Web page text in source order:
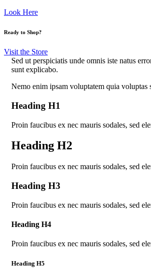
Look Here
Ready to Shop?
Visit the Store
Sed ut perspiciatis unde omnis iste natus
sunt explicabo.
Nemo enim ipsam voluptatem quia voluptas
Heading H1
Proin faucibus ex nec mauris sodales, sed
Heading H2
Proin faucibus ex nec mauris sodales, sed
Heading H3
Proin faucibus ex nec mauris sodales, sed
Heading H4
Proin faucibus ex nec mauris sodales, sed
Heading H5